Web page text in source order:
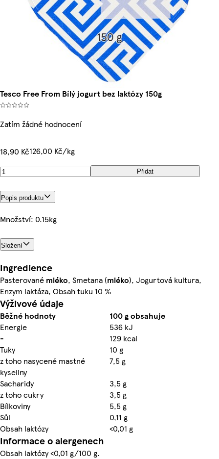
Tesco Free From Bílý jogurt bez laktózy 150g
Zatím žádné hodnocení
18,90 Kč126,00 Kč/kg
Přidat
Popis produktu
Množství: 0.15kg
Složení
Ingredience
Pasterované mléko, Smetana (mléko), Jogurtová kultura,
Enzym laktáza, Obsah tuku 10 %
Výživové údaje
Běžné hodnoty
100 g obsahuje
Energie
536 kJ
-
129 kcal
Tuky
10 g
z toho nasycené mastné
kyseliny
7,5 g
Sacharidy
3,5 g
z toho cukry
3,5 g
Bílkoviny
5,5 g
Sůl
0,11 g
Obsah laktózy
<0,01 g
Informace o alergenech
Obsah laktózy <0,01 g/100 g.